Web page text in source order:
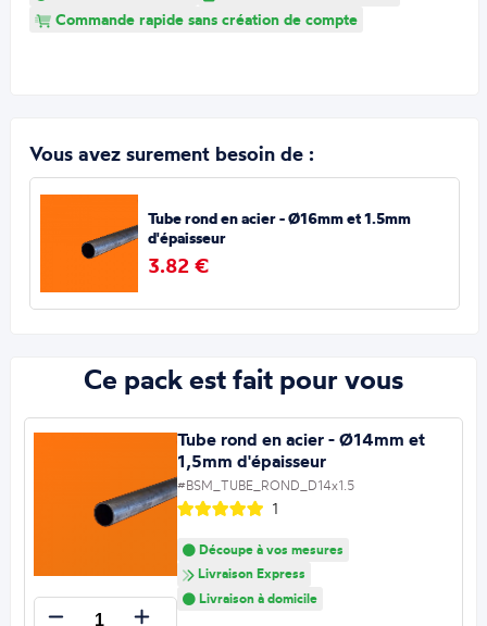
Commande rapide sans création de compte
Vous avez surement besoin de :
Tube rond en acier - Ø16mm et 1.5mm
d'épaisseur
3.82 €
Ce pack est fait pour vous
Tube rond en acier - Ø14mm et
1,5mm d'épaisseur
#BSM_TUBE_ROND_D14x1.5
1
Découpe à vos mesures
Livraison Express
Livraison à domicile